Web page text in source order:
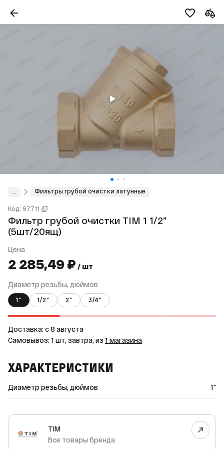
Фильтры грубой очистки латунные
Код: 97711
Фильтр грубой очистки TIM 1 1/2"
(5шт/20ящ)
Цена
2 285,49 ₽ / шт
Диаметр резьбы, дюймов
1" 1/2" 2" 3/4"
Доставка: c 8 августа
Самовывоз: 1 шт, завтра, из 1 магазина
ХАРАКТЕРИСТИКИ
Диаметр резьбы, дюймов 1"
TIM
Все товары бренда